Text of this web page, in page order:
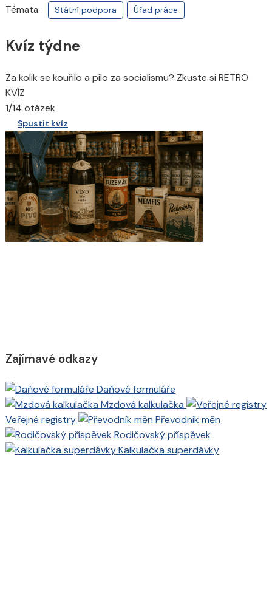
Témata: Státní podpora Úřad práce
Kvíz týdne
Za kolik se kouřilo a pilo za socialismu? Zkuste si RETRO
KVÍZ
1/14 otázek
Spustit kvíz
Zajímavé odkazy
Daňové formuláře
Mzdová kalkulačka
Veřejné registry
Převodník měn
Rodičovský příspěvek
Kalkulačka superdávky